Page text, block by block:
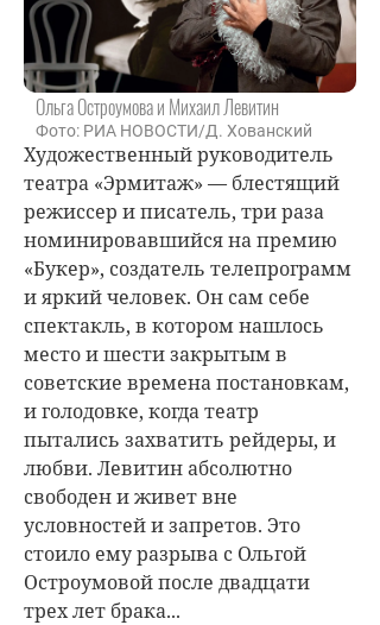
Ольга Остроумова и Михаил Левитин
Фото: РИА НОВОСТИ/Д. Хованский
Художественный руководитель
театра «Эрмитаж» — блестящий
режиссер и писатель, три раза
номинировавшийся на премию
«Букер», создатель телепрограмм
и яркий человек. Он сам себе
спектакль, в котором нашлось
место и шести закрытым в
советские времена постановкам,
и голодовке, когда театр
пытались захватить рейдеры, и
любви. Левитин абсолютно
свободен и живет вне
условностей и запретов. Это
стоило ему разрыва с Ольгой
Остроумовойпосле двадцати
трех лет брака...